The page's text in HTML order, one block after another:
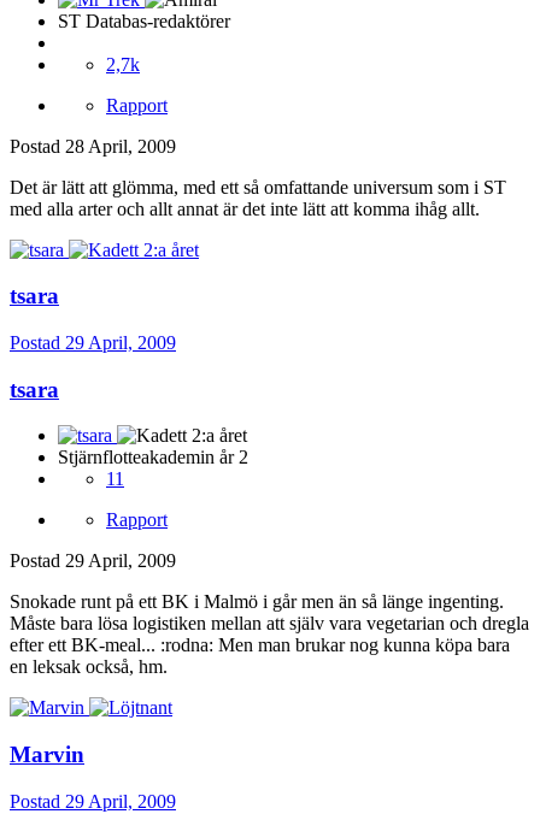
ST Databas-redaktörer
2,7k
Rapport
Postad 28 April, 2009
Det är lätt att glömma, med ett så omfattande universum som i ST
med alla arter och allt annat är det inte lätt att komma ihåg allt.
tsara
Postad 29 April, 2009
tsara
Stjärnflotteakademin år 2
11
Rapport
Postad 29 April, 2009
Snokade runt på ett BK i Malmö i går men än så länge ingenting.
Måste bara lösa logistiken mellan att själv vara vegetarian och dregla
efter ett BK-meal... :rodna: Men man brukar nog kunna köpa bara
en leksak också, hm.
Marvin
Postad 29 April, 2009